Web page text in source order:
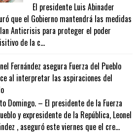
El presidente Luis Abinader
que el Gobierno mantendrá las medidas
Anticrisis para proteger el poder
de la c...
Fernández asegura Fuerza del Pueblo
al interpretar las aspiraciones del
Domingo. – El presidente de la Fuerza
y expresidente de la República, Leonel
, aseguró este viernes que el cre...